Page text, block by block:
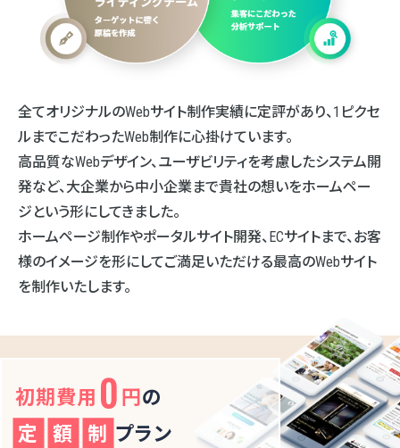
全てオリジナルのWebサイト制作実績に定評があり、1ピクセ
ルまでこだわったWeb制作に心掛けています。
高品質なWebデザイン、ユーザビリティを考慮したシステム開
発など、大企業から中小企業まで貴社の想いをホームペー
ジという形にしてきました。
ホームページ制作やポータルサイト開発、ECサイトまで、お客
様のイメージを形にしてご満足いただける最高のWebサイト
を制作いたします。
初期費用 0円の
定 額 制 プラン